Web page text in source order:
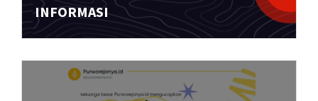
INFORMASI